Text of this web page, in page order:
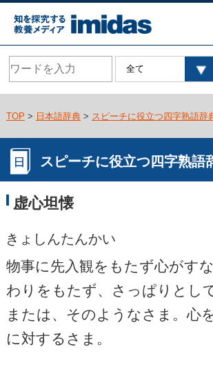
TOP > 日本語辞典> スピーチに役立つ四字熟語辞
スピーチに役立つ四字熟語
虚心坦懐
きょしんたんかい
物事に先入観をもたず心がす
わりをもたず、さっぱりとし
または、そのようなさま。心
に対するさま。